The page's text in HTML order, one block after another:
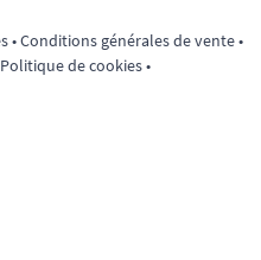
•Conditions générales de vente•
Politique de cookies•